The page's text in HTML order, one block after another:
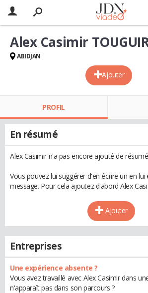
Ajouter
Alex Casimir
ABIDJAN
PROFIL
En résumé
Alex Casimir n'a pas encore ajouté de
Vous pouvez lui suggérer d'en écrire un en lui
message. Pour cela ajoutez d'abord Alex
Ajouter
Entreprises
Une expérience absente ?
Vous avez travaillé avec Alex Casimir dans
n'apparaît pas dans son parcours ?